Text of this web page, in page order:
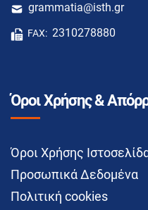
grammatia@isth.gr
FAX: 2310278880
Όροι Χρήσης &
Όροι Χρήσης
Προσωπικά Δεδομένα
Πολιτική cookies